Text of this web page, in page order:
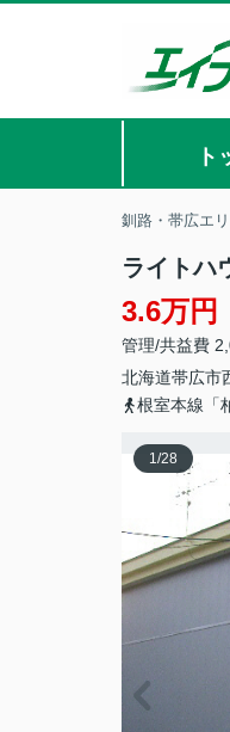
ト
釧路・帯広エ
ライトハ
3.6万円
管理/共益費
北海道帯広市
根室本線「
1/28